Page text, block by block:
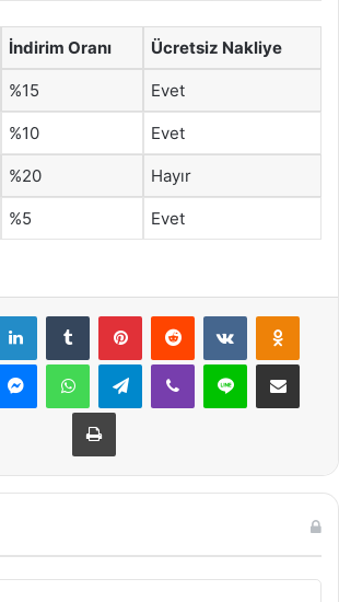
İndirim Oranı Ücretsiz Nakliye
%15 Evet
%10 Evet
%20 Hayır
%5 Evet
LinkedInTumblr PinterestReddit VKontakte
MessengerWhatsAppTelegramViber Line E-Posta ile
Yazdır